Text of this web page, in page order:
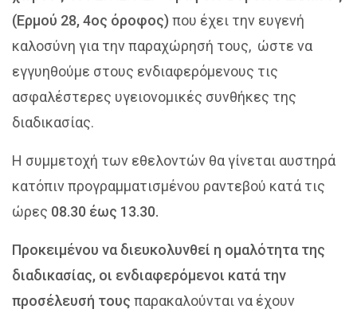
(Ερμού 28, 4ος όροφος) που έχει την ευγενή
καλοσύνη για την παραχώρησή τους, ώστε να
εγγυηθούμε στους ενδιαφερόμενους τις
ασφαλέστερες υγειονομικές συνθήκες της
διαδικασίας.
Η συμμετοχή των εθελοντών θα γίνεται αυστηρά
κατόπιν προγραμματισμένου ραντεβού κατά τις
ώρες 08.30 έως 13.30.
Προκειμένου να διευκολυνθεί η ομαλότητα της
διαδικασίας, οι ενδιαφερόμενοι κατά την
προσέλευσή τους παρακαλούνται να έχουν